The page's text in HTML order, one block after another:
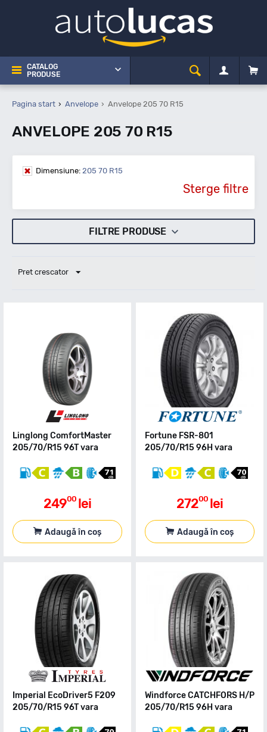
CATALOG
PRODUSE
Pagina start Anvelope Anvelope 205 70 R15
ANVELOPE 205 70 R15
Dimensiune: 205 70 R15
Sterge filtre
FILTRE PRODUSE
Pret crescator
Linglong ComfortMaster
205/70/R15 96T vara
24900 lei
Adaugă în coș
Fortune FSR-801
205/70/R15 96H vara
27200 lei
Adaugă în coș
Imperial EcoDriver5 F209
205/70/R15 96T vara
Windforce CATCHFORS H/P
205/70/R15 96H vara